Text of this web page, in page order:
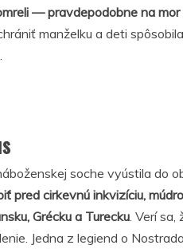
— pravdepodobne na mor
manželku a deti
.
soche vyústila do
pred cirkevnú inkvizíciu,
Grécku a Turecku. Verí sa,
Jedna z legiend o